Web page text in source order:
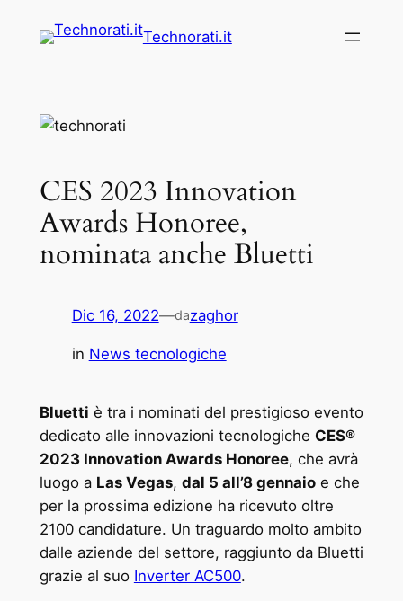
Technorati.it
CES 2023 Innovation
Awards Honoree,
nominata anche Bluetti
Dic 16, 2022—dazaghor
in News tecnologiche
Bluetti è tra i nominati del prestigioso evento
dedicato alle innovazioni tecnologiche CES®
2023 Innovation Awards Honoree, che avrà
luogo a Las Vegas, dal 5 all’8 gennaioe che
per la prossima edizione ha ricevuto oltre
2100 candidature. Un traguardo molto ambito
dalle aziende del settore, raggiunto da Bluetti
grazie al suo Inverter AC500.